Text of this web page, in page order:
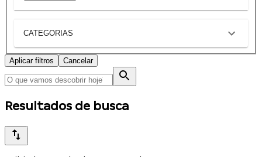
CATEGORIAS
Aplicar filtros Cancelar
Resultados de busca